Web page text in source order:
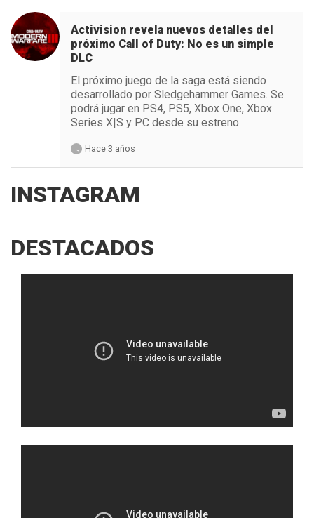
Activision revela nuevos detalles del
próximo Call of Duty: No es un simple
DLC
El próximo juego de la saga está siendo
desarrollado por Sledgehammer Games. Se
podrá jugar en PS4, PS5, Xbox One, Xbox
Series X|S y PC desde su estreno.
Hace 3 años
INSTAGRAM
DESTACADOS